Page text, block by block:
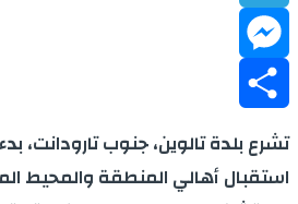
Telegram
Messenger
Share
استقبال أهالي المنطقة والمحيط